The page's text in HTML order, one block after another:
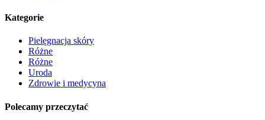
Kategorie
Pielęgnacja skóry
Różne
Różne
Uroda
Zdrowie i medycyna
Polecamy przeczytać